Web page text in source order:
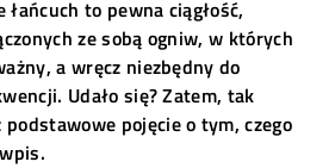
to pewna ciągłość,
ze sobą ogniw, w których
a wręcz niezbędny do
Udało się? Zatem, tak
pojęcie o tym, czego